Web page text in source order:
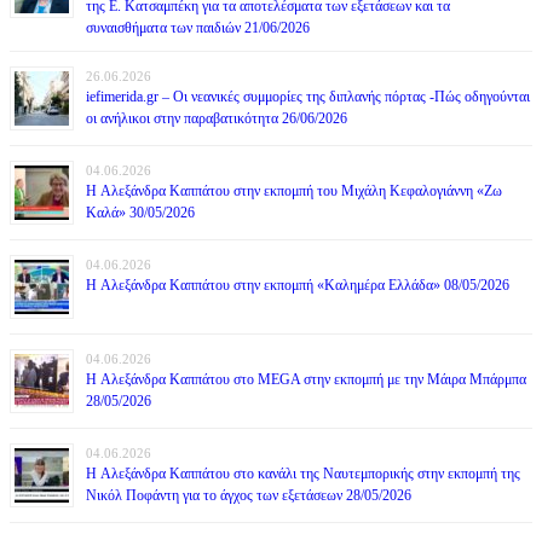
της Ε. Κατσαμπέκη για τα αποτελέσματα των εξετάσεων και τα
συναισθήματα των παιδιών 21/06/2026
26.06.2026
iefimerida.gr – Οι νεανικές συμμορίες της διπλανής πόρτας -Πώς οδηγούνται
οι ανήλικοι στην παραβατικότητα 26/06/2026
04.06.2026
H Αλεξάνδρα Καππάτου στην εκπομπή του Μιχάλη Κεφαλογιάννη «Ζω
Καλά» 30/05/2026
04.06.2026
H Αλεξάνδρα Καππάτου στην εκπομπή «Καλημέρα Ελλάδα» 08/05/2026
04.06.2026
H Αλεξάνδρα Καππάτου στο MEGA στην εκπομπή με την Μάιρα Mπάρμπα
28/05/2026
04.06.2026
H Αλεξάνδρα Καππάτου στο κανάλι της Ναυτεμπορικής στην εκπομπή της
Νικόλ Ποφάντη για το άγχος των εξετάσεων 28/05/2026